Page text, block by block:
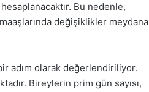
Bu nedenle,
değişiklikler meydana
adım olarak değerlendiriliyor.
Bireylerin prim gün sayısı,